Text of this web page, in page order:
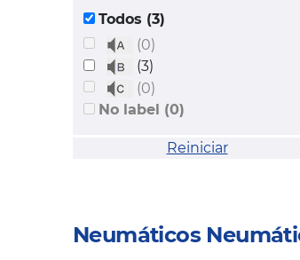
Todos (3)
(0)
(3)
(0)
No label (0)
Reiniciar
Neumáticos